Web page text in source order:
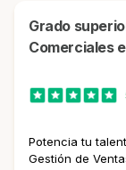
Grado superior en Gestión de Ventas y Espacios
Comerciales
Potencia tu
Gestión de